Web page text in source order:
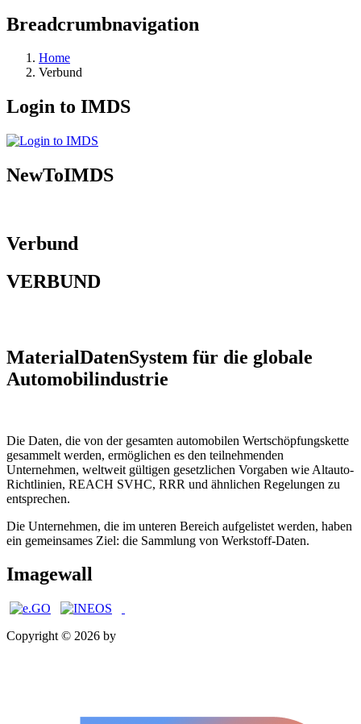
Breadcrumbnavigation
Home
Verbund
Login to IMDS
NewToIMDS
Verbund
VERBUND
MaterialDatenSystem für die globale
Automobilindustrie
Die Daten, die von der gesamten automobilen Wertschöpfungskette
gesammelt werden, ermöglichen es den teilnehmenden
Unternehmen, weltweit gültigen gesetzlichen Vorgaben wie Altauto-
Richtlinien, REACH SVHC, RRR und ähnlichen Regelungen zu
entsprechen.
Die Unternehmen, die im unteren Bereich aufgelistet werden, haben
ein gemeinsames Ziel: die Sammlung von Werkstoff-Daten.
Imagewall
Copyright © 2026 by